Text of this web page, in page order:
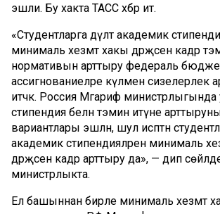
эшли. Бу хакта ТАСС хәбәр итә.
«Студентларга дәүләт академик
минималь хезмәт хакы дәрәҗәсенә кадәр
нормативын арттыру федераль
ассигнованиеләре күләмен сизелерлек
итәчәк. Россия Мәгариф
стипендия белән тәэмин итүне
вариантлары эшләнә, шул исәптән
академик стипендияләрен минималь
дәрәҗәсенә кадәр арттыру да», — дип
министрлыкта.
Ел башыннан бирле минималь хезмәт